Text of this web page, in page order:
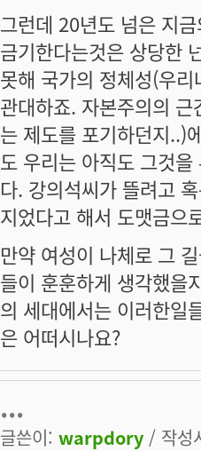
그런데 20년도 넘은 지
금기한다는것은 상당한
못해 국가의 정체성(우
관대하죠. 자본주의의
는 제도를 포기하던지..)
도 우리는 아직도 그것
다. 강의석씨가 뜰려고
지었다고 해서 도맷금으
만약 여성이 나체로 그
들이 훈훈하게 생각했을
의 세대에서는 이러한일
은 어떠시나요?
...
글쓴이: warpdory / 작성